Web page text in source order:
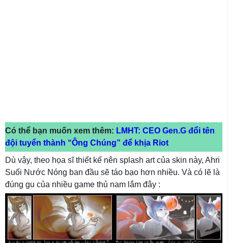
Có thể bạn muốn xem thêm: LMHT: CEO Gen.G đổi tên
đội tuyển thành “Ông Chúng” để khịa Riot
Dù vậy, theo họa sĩ thiết kế nên splash art của skin này, Ahri
Suối Nước Nóng ban đầu sẽ táo bạo hơn nhiều. Và có lẽ là
đúng gu của nhiều game thủ nam lắm đây :